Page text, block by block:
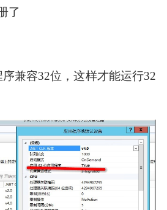
了
兼容32位，这样才能运行32